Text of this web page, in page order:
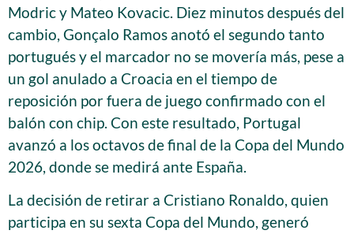
Modric y Mateo Kovacic. Diez minutos después del
cambio, Gonçalo Ramos anotó el segundo tanto
portugués y el marcador no se movería más, pese a
un gol anulado a Croacia en el tiempo de
reposición por fuera de juego confirmado con el
balón con chip. Con este resultado, Portugal
avanzó a los octavos de final de la Copa del Mundo
2026, donde se medirá ante España.
La decisión de retirar a Cristiano Ronaldo, quien
participa en su sexta Copa del Mundo, generó